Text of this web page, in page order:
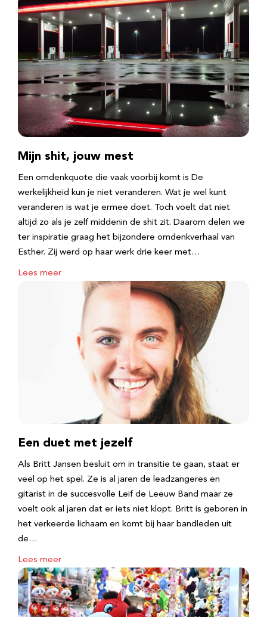
Mijn shit, jouw mest
Een omdenkquote die vaak voorbij komt is De
werkelijkheid kun je niet veranderen. Wat je wel kunt
veranderen is wat je ermee doet. Toch voelt dat niet
altijd zo als je zelf middenin de shit zit. Daarom delen we
ter inspiratie graag het bijzondere omdenkverhaal van
Esther. Zij werd op haar werk drie keer met…
Lees meer
Een duet met jezelf
Als Britt Jansen besluit om in transitie te gaan, staat er
veel op het spel. Ze is al jaren de leadzangeres en
gitarist in de succesvolle Leif de Leeuw Band maar ze
voelt ook al jaren dat er iets niet klopt. Britt is geboren in
het verkeerde lichaam en komt bij haar bandleden uit
de…
Lees meer